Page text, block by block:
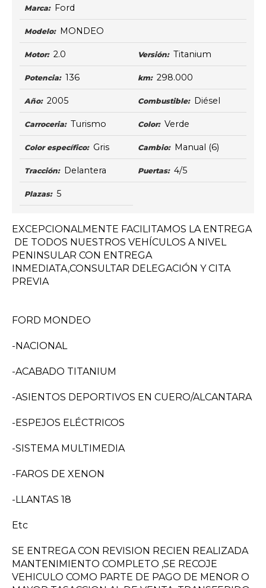
Marca: Ford
Modelo: MONDEO
Motor: 2.0 Versión: Titanium
Potencia: 136 km: 298.000
Año: 2005 Combustible: Diésel
Carroceria: Turismo Color: Verde
Color específico: Gris Cambio: Manual (6)
Tracción: Delantera Puertas: 4/5
Plazas: 5
EXCEPCIONALMENTE FACILITAMOS LA ENTREGA
DE TODOS NUESTROS VEHÍCULOS A NIVEL
PENINSULAR CON ENTREGA
INMEDIATA,CONSULTAR DELEGACIÓN Y CITA
PREVIA
FORD MONDEO
-NACIONAL
-ACABADO TITANIUM
-ASIENTOS DEPORTIVOS EN CUERO/ALCANTARA
-ESPEJOS ELÉCTRICOS
-SISTEMA MULTIMEDIA
-FAROS DE XENON
-LLANTAS 18
Etc
SE ENTREGA CON REVISION RECIEN REALIZADA
MANTENIMIENTO COMPLETO ,SE RECOJE
VEHICULO COMO PARTE DE PAGO DE MENOR O